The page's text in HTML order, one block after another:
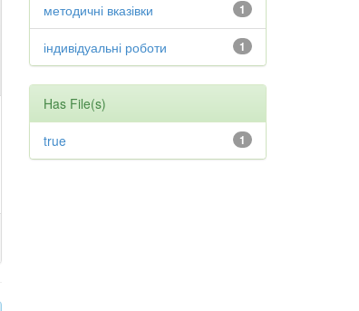
1
методичні вказівки
1
індивідуальні роботи
Has File(s)
1
true